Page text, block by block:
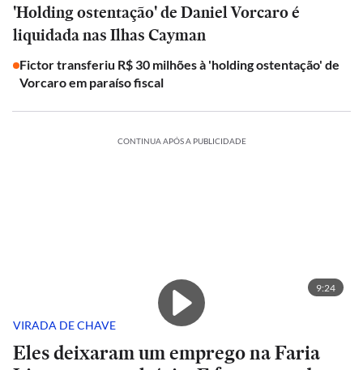
'Holding ostentação' de Daniel Vorcaro é
liquidada nas Ilhas Cayman
Fictor transferiu R$ 30 milhões à 'holding ostentação' de
Vorcaro em paraíso fiscal
CONTINUA APÓS A PUBLICIDADE
9:24
VIRADA DE CHAVE
Eles deixaram um emprego na Faria